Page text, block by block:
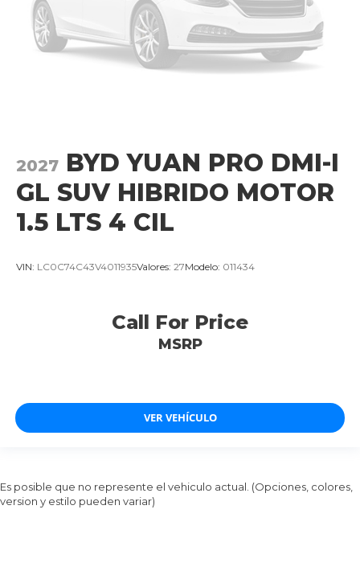
2027 BYD YUAN PRO DMI-I
GL SUV HIBRIDO MOTOR
1.5 LTS 4 CIL
VIN: LC0C74C43V4011935Valores: 27Modelo: 011434
Call For Price
MSRP
VER VEHÍCULO
Es posible que no represente el vehiculo actual. (Opciones, colores,
version y estilo pueden variar)